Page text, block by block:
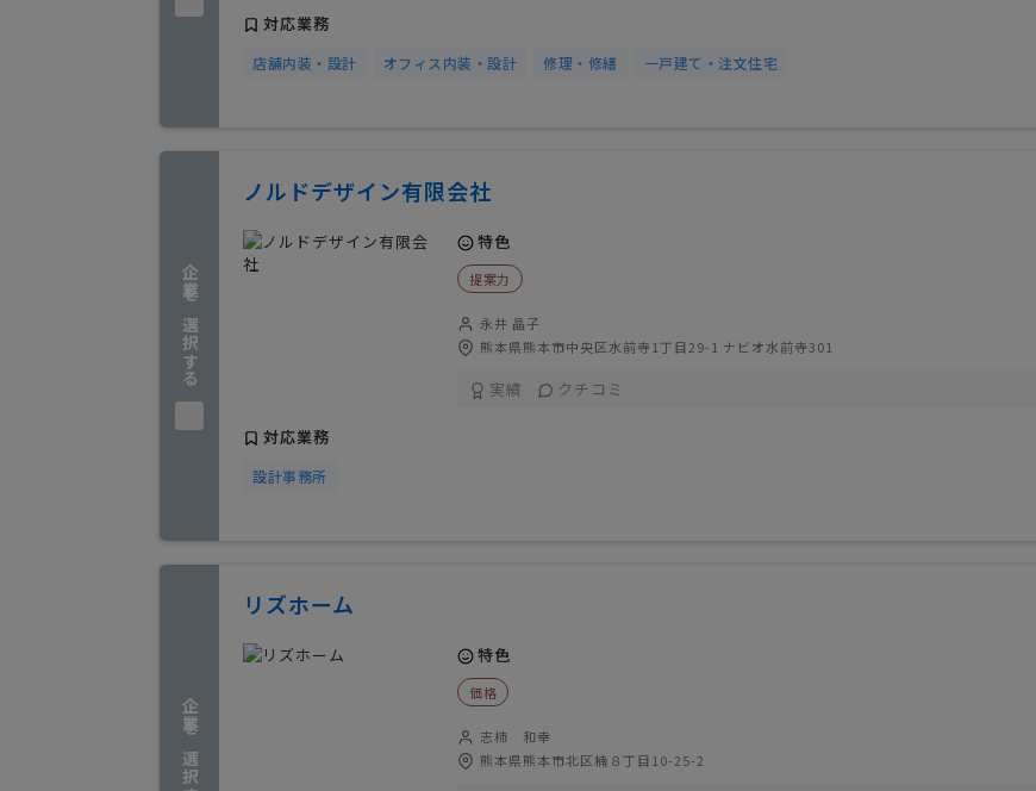
対応業務
店舗内装・設計 オフィス内装・設計 修理・修繕 一戸建て・注文住宅
企業を選択する
ノルドデザイン有限会社
特色
提案力
永井 晶子
熊本県熊本市中央区水前寺1丁目29-1 ナビオ水前寺301
実績 クチコミ
対応業務
設計事務所
企業を選択する
リズホーム
特色
価格
志柿 和幸
熊本県熊本市北区楠８丁目10-25-2